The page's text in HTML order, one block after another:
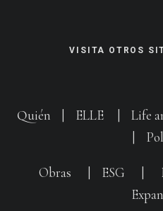
VISITA OTROS
Quién ELLE Life
Obras ESG